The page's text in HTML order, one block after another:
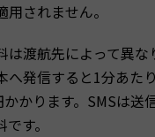
されません。
は渡航先によって異な
へ発信すると1分あた
かります。SMSは送
す。